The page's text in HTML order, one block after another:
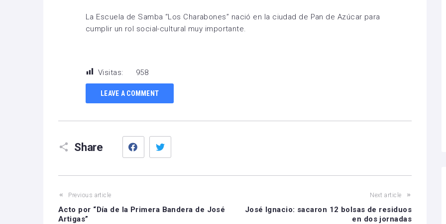
La Escuela de Samba “Los Charabones” nació en la ciudad de Pan de Azúcar para
cumplir un rol social-cultural muy importante.
Visitas: 958
LEAVE A COMMENT
Share
Facebook
Previous article
Acto por “Día de la Primera Bandera de José
Artigas”
Next article
José Ignacio: sacaron 12 bolsas de residuos
en dos jornadas